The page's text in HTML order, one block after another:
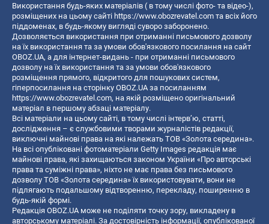
Використання будь-яких матеріалів ( в тому числі фото- та відео-),
розміщених на цьому сайті https://www.obozrevatel.com та всіх його
піддоменах, в будь-якому вигляді суворо заборонено.
Дозволяється використання при отриманні письмового дозволу
на їх використання та за умови обов'язкового посилання на сайт
OBOZ.UA, а для інтернет-видань - при отриманні письмового
дозволу на їх використання та за умови обов'язкового
розміщення прямого, відкритого для пошукових систем,
гіперпосилання на сторінку OBOZ.UA за посиланням
https://www.obozrevatel.com, на якій розміщено оригінальний
матеріал в першому абзаці матеріалу.
Всі матеріали на цьому сайті, в тому числі інтерв’ю, статті,
дослідження – є службовими творами журналістів редакції,
виключні майнові права на які належать ТОВ «Золота середина».
На всі опубліковані фотоматеріали Getty Images редакція має
майнові права, які захищаються законом України «Про авторські
права та суміжні права», ніхто не має права без письмового
дозволу ТОВ «Золота середина» їх використовувати, вони не
підлягають подальшому відтворенню, перекладу, поширенню в
будь-якій формі.
Редакція OBOZ.UA може не поділяти точку зору, викладену в
авторському матеріалі. За достовірність інформації, опублікованої